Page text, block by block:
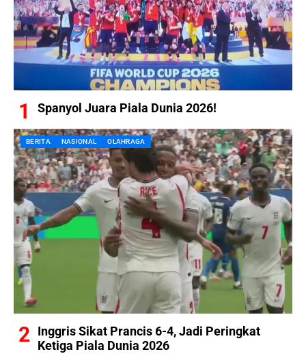
Spanyol Juara Piala Dunia 2026!
BERITA NASIONAL OLAHRAGA
Inggris Sikat Prancis 6-4, Jadi Peringkat
Ketiga Piala Dunia 2026